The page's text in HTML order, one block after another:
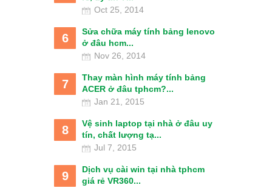
Oct 25, 2014
6
Sửa chữa máy tính bảng lenovo
ở đâu hcm...
Nov 26, 2014
7
Thay màn hình máy tính bảng
ACER ở đâu tphcm?...
Jan 21, 2015
8
Vệ sinh laptop tại nhà ở đâu uy
tín, chất lượng tạ...
Jul 7, 2015
9
Dịch vụ cài win tại nhà tphcm
giá rẻ VR360...